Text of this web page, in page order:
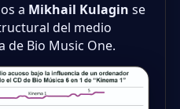
a Mikhail Kulagin se
del medio
de Bio Music One.